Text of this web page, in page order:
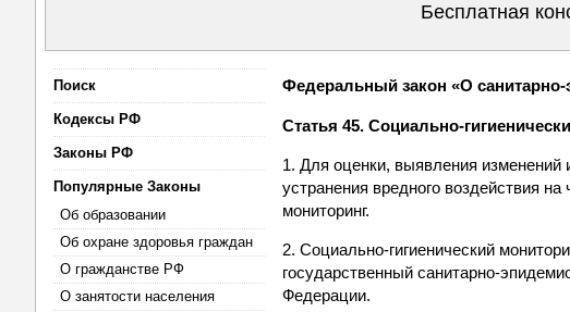
Бесплатная
Поиск
Кодексы РФ
Законы РФ
Популярные Законы
Об образовании
Об охране здоровья граждан
О гражданстве РФ
О занятости населения
Федеральный закон «О санитарно-
Статья 45. Социально-
1. Для оценки, выявления изменений
устранения вредного воздействия
мониторинг.
2. Социально-гигиенический
государственный санитарно-
Федерации.